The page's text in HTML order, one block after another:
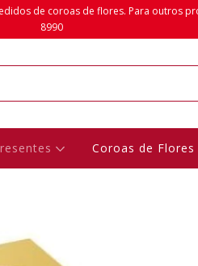
de coroas de flores. Para outros
8990
Coroas de Flores